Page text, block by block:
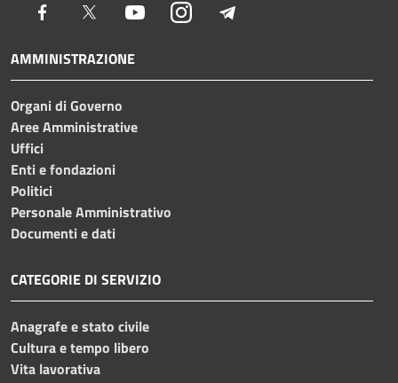
Facebook Twitter YoutubeInstagram
AMMINISTRAZIONE
Organi di Governo
Aree Amministrative
Uffici
Enti e fondazioni
Politici
Personale Amministrativo
Documenti e dati
CATEGORIE DI SERVIZIO
Anagrafe e stato civile
Cultura e tempo libero
Vita lavorativa